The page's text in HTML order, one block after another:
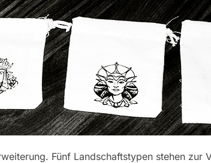
Fünf Landschaftstypen stehen zur